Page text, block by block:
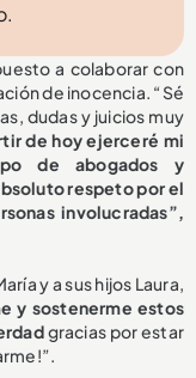
a colaborar con
de inocencia. “Sé
dudas y juicios muy
de hoy ejerceré mi
de abogados y
respeto por el
involucradas”,
y a sus hijos Laura,
y sostenerme estos
gracias por estar